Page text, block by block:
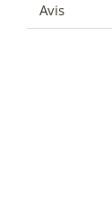
Avis